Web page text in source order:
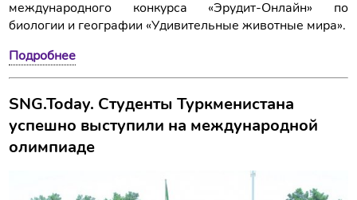
международного конкурса «Эрудит-Онлайн» по
биологии и географии «Удивительные животные мира».
Подробнее
SNG.Today. Студенты Туркменистана
успешно выступили на международной
олимпиаде